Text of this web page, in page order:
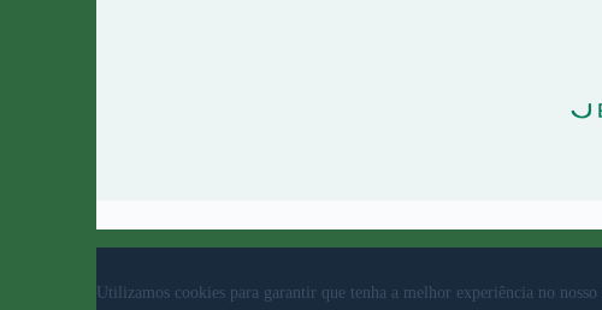
Utilizamos cookies para garantir que tenha a melhor experiência no nosso
© 2023 Rio Ave Futebol Clube Desenvolvido por